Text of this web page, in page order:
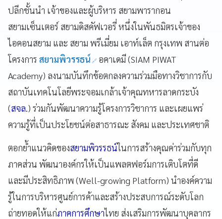
ปลีกชั้นนำ เจ้าของและผู้บริหาร สยามพารากอน
สยามเซ็นเตอร์ สยามดิสคัฟเวอรี่ หนึ่งในพันธมิตรเจ้าของ
ไอคอนสยาม และ สยาม พรีเมี่ยม เอาท์เล็ต กรุงเทพ สานต่อ
โครงการ สยามพิวรรธน์ อคาเดมี (SIAM PIWAT
Academy) ลงนามบันทึกข้อตกลงความร่วมมือทางวิชาการกับ
สถาบันเทคโนโลยีพระจอมเกล้าเจ้าคุณทหารลาดกระบัง
(สจล.) ร่วมกันพัฒนาความรู้โครงการวิชาการ และเผยแพร่
ความรู้ที่เป็นประโยชน์ต่อสาธารณะ สังคม และประเทศชาติ
ตอกย้ำแนวคิดของสยามพิวรรธน์ในการสร้างคุณค่าร่วมกับทุก
ภาคส่วน พัฒนาองค์กรให้เป็นแพลตฟอร์มการเติบโตที่ดี
และมีประสิทธิภาพ (Well-growing Platform) นำองค์ความ
รู้ในการบริหารศูนย์การค้าและสร้างประสบการณ์ระดับโลก
ถ่ายทอดให้แก่ภาคการศึกษาไทย ส่งเสริมการพัฒนาบุคลากร